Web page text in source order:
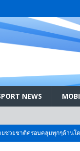
NEWS
วยชาติครอบคลุมทุกๆด้านโ